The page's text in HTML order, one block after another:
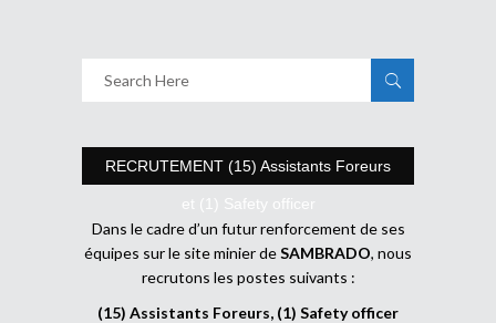
RECRUTEMENT (15) Assistants Foreurs
et (1) Safety officer
Dans le cadre d’un futur renforcement de ses
équipes sur le site minier deSAMBRADO, nous
recrutons les postes suivants :
(15) Assistants Foreurs, (1) Safety officer